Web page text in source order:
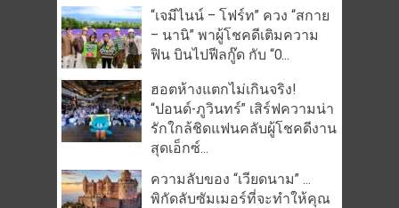
“เจมีไนน์ – โฟร์ท” ควง “สกาย
– นานิ” พาผู้โชคดีเติมความ
ฟิน บินไปฟีลกู๊ด กับ “O...
ฮอตห้างแตกไม่เกินจริง!
“ปอนด์-ภูวินทร์” เสิร์ฟความน่า
รักใกล้ชิดแฟนคลับผู้โชคดีงาน
สุดเอ็กซ์...
ความลับของ “เวียดนาม” …
พิกัดลับซัมเมอร์ที่จะทำให้คุณ